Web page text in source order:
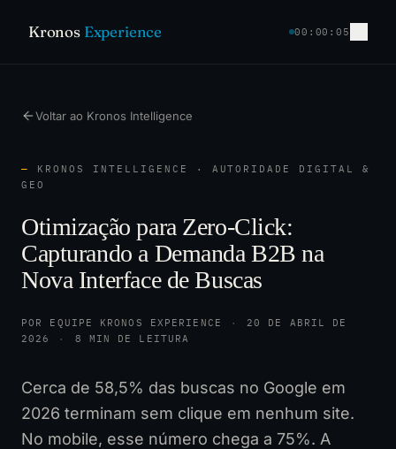
Kronos Experience 00:00:05
Voltar ao Kronos Intelligence
— KRONOS INTELLIGENCE · AUTORIDADE DIGITAL &
GEO
Otimização para Zero-Click:
Capturando a Demanda B2B na
Nova Interface de Buscas
POR EQUIPE KRONOS EXPERIENCE ·
20 DE ABRIL DE
2026
· 8 MIN DE LEITURA
Cerca de 58,5% das buscas no Google em
2026 terminam sem clique em nenhum site.
No mobile, esse número chega a 75%. A